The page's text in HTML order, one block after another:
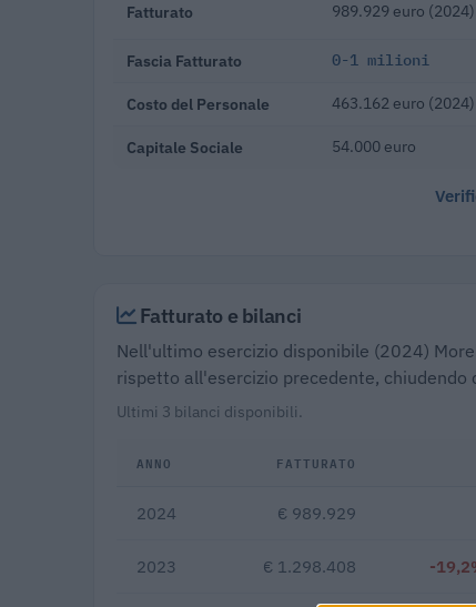
Fatturato 989.929 euro (2024)
Fascia Fatturato 0-1 milioni
Costo del Personale 463.162 euro (2024)
Capitale Sociale 54.000 euro
Fatturato e bilanci
Nell'ultimo esercizio disponibile (2024)
rispetto all'esercizio precedente, chiudendo
Ultimi 3 bilanci disponibili.
ANNO FATTURATO
2024 € 989.929
2023 € 1.298.408 -